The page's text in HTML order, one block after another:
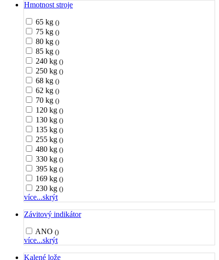
Hmotnost stroje
65 kg ()
75 kg ()
80 kg ()
85 kg ()
240 kg ()
250 kg ()
68 kg ()
62 kg ()
70 kg ()
120 kg ()
130 kg ()
135 kg ()
255 kg ()
480 kg ()
330 kg ()
395 kg ()
169 kg ()
230 kg ()
více...skrýt
Závitový indikátor
ANO ()
více...skrýt
Kalené lože